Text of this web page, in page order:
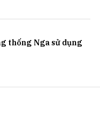
thống Nga sử dụng